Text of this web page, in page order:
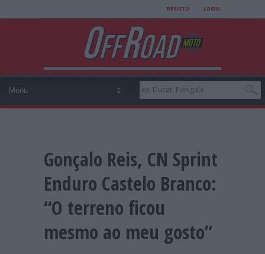
REGISTO LOGIN
Gonçalo Reis, CN Sprint
Enduro Castelo Branco:
“O terreno ficou
mesmo ao meu gosto”